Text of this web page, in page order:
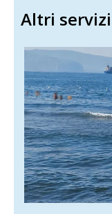
Altri servizi